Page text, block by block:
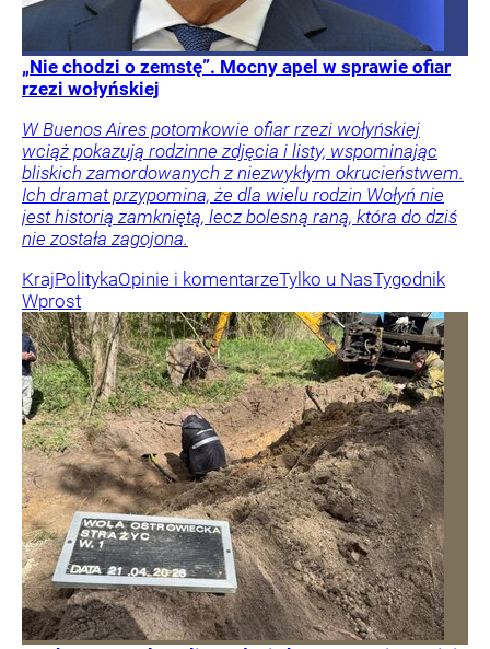
„Nie chodzi o zemstę”. Mocny apel w sprawie ofiar
rzezi wołyńskiej
W Buenos Aires potomkowie ofiar rzezi wołyńskiej
wciąż pokazują rodzinne zdjęcia i listy, wspominając
bliskich zamordowanych z niezwykłym okrucieństwem.
Ich dramat przypomina, że dla wielu rodzin Wołyń nie
jest historią zamkniętą, lecz bolesną raną, która do dziś
nie została zagojona.
KrajPolitykaOpinie i komentarzeTylko u NasTygodnik
Wprost